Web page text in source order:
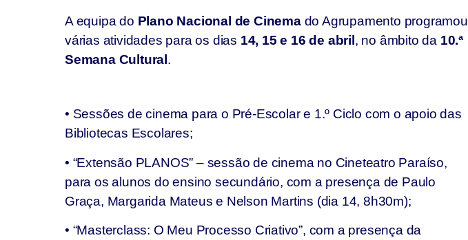
A equipa do Plano Nacional de Cinemado Agrupamento programou
várias atividades para os dias 14, 15 e 16 de abril , no âmbito da 10.ª
Semana Cultural .
• Sessões de cinema para o Pré-Escolar e 1.º Ciclo com o apoio das
Bibliotecas Escolares;
• “Extensão PLANOS” – sessão de cinema no Cineteatro Paraíso,
para os alunos do ensino secundário, com a presença de Paulo
Graça, Margarida Mateus e Nelson Martins (dia 14, 8h30m);
• “Masterclass: O Meu Processo Criativo”, com a presença da